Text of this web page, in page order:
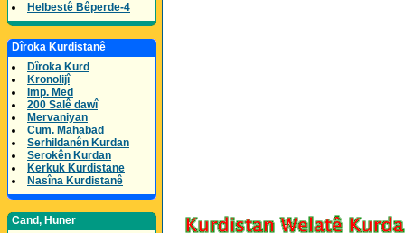
Helbestê Bêperde-4
Dîroka Kurdistanê
Dîroka Kurd
Kronolijî
Imp. Med
200 Salê dawî
Mervaniyan
Cum. Mahabad
Serhildanên Kurdan
Serokên Kurdan
Kerkuk Kurdistane
Nasîna Kurdistanê
Cand, Huner